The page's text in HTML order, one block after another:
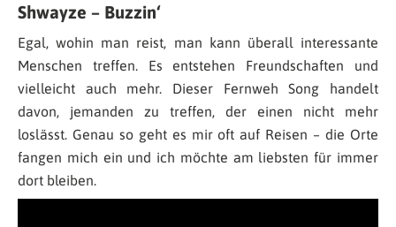
Shwayze – Buzzin‘
Egal, wohin man reist, man kann überall interessante
Menschen treffen. Es entstehen Freundschaften und
vielleicht auch mehr. Dieser Fernweh Song handelt
davon, jemanden zu treffen, der einen nicht mehr
loslässt. Genau so geht es mir oft auf Reisen – die Orte
fangen mich ein und ich möchte am liebsten für immer
dort bleiben.